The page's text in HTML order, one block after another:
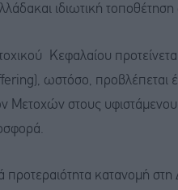
ιδιωτική
Κεφαλαίου
ωστόσο, προβλέπεται
Μετοχών στους
προτεραιότητα κατανομή